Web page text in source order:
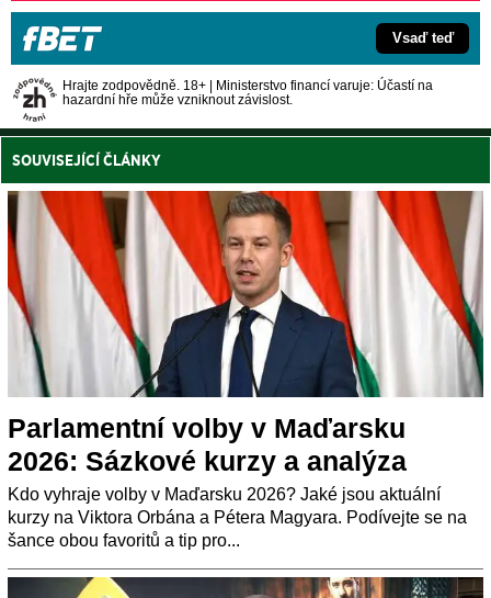
Vsaď teď
Hrajte zodpovědně. 18+ | Ministerstvo financí varuje: Účastí na
hazardní hře může vzniknout závislost.
SOUVISEJÍCÍ ČLÁNKY
Parlamentní volby v Maďarsku
2026: Sázkové kurzy a analýza
Kdo vyhraje volby v Maďarsku 2026? Jaké jsou aktuální
kurzy na Viktora Orbána a Pétera Magyara. Podívejte se na
šance obou favoritů a tip pro...